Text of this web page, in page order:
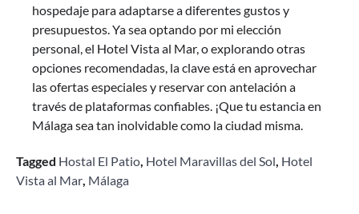
hospedaje para adaptarse a diferentes gustos y
presupuestos. Ya sea optando por mi elección
personal, el Hotel Vista al Mar, o explorando otras
opciones recomendadas, la clave está en aprovechar
las ofertas especiales y reservar con antelación a
través de plataformas confiables. ¡Que tu estancia en
Málaga sea tan inolvidable como la ciudad misma.
Tagged Hostal El Patio, Hotel Maravillas del Sol, Hotel
Vista al Mar, Málaga